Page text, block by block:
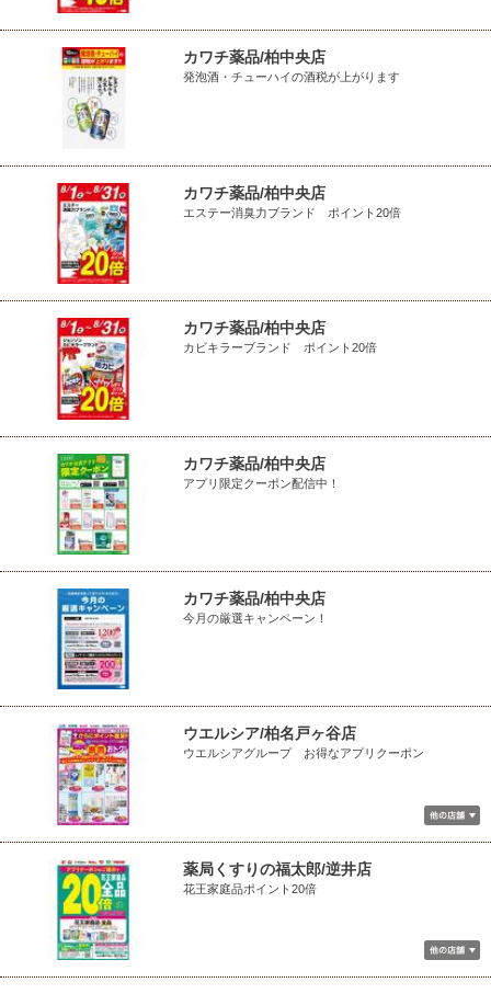
カワチ薬品/柏中央店
発泡酒・チューハイの酒税が上がります
カワチ薬品/柏中央店
エステー消臭力ブランド ポイント20倍
カワチ薬品/柏中央店
カビキラーブランド ポイント20倍
カワチ薬品/柏中央店
アプリ限定クーポン配信中！
カワチ薬品/柏中央店
今月の厳選キャンペーン！
ウエルシア/柏名戸ヶ谷店
ウエルシアグループ お得なアプリクーポン
薬局くすりの福太郎/逆井店
花王家庭品ポイント20倍